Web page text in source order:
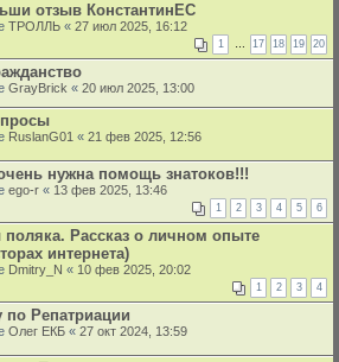
отзыв КонстантинЕС
ТРОЛЛЬ « 27 июл 2025, 16:12
1 … 17 18 19 20
GrayBrick « 20 июл 2025, 13:00
RuslanG01 « 21 фев 2025, 12:56
нужна помощь знатоков!!!
ego-r « 13 фев 2025, 13:46
1 2 3 4 5 6
поляка. Рассказ о личном опыте
интернета)
Dmitry_N « 10 фев 2025, 20:02
1 2 3 4
по Репатриации
Олег ЕКБ « 27 окт 2024, 13:59